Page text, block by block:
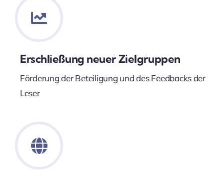
Erschließung neuer Zielgruppen
Förderung der Beteiligung und des Feedbacks der
Leser